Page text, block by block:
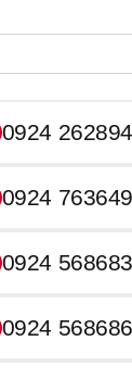
0924 262894
0924 763649
0924 568683
0924 568686